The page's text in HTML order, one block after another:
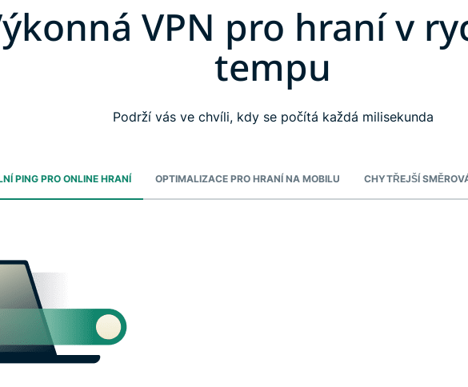
VPN pro hraní v
tempu
Podrží vás ve chvíli, kdy se počítá každá milisekunda
PING PRO ONLINE HRANÍ OPTIMALIZACE PRO HRANÍ NA MOBILU CHYTŘEJŠÍ